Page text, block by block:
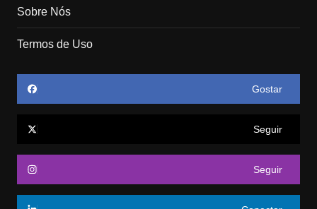
Sobre Nós
Termos de Uso
Gostar
Seguir
Seguir